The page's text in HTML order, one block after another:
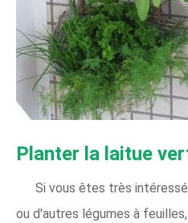
Planter la laitue
Si vous êtes très
ou d'autres légumes à